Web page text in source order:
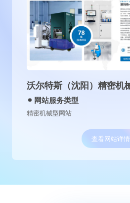
北京国旺律师事务所
网站服务类型
律师事务型网站
查看网站详情